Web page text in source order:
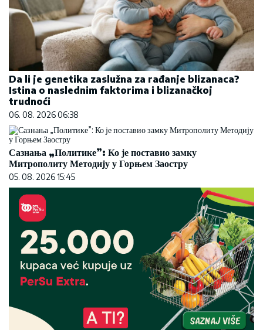
Da li je genetika zaslužna za rađanje blizanaca?
Istina o naslednim faktorima i blizanačkoj
trudnoći
06. 08. 2026 06:38
Сазнања „Политике”: Ко је поставио замку
Митрополиту Методију у Горњем Заостру
05. 08. 2026 15:45